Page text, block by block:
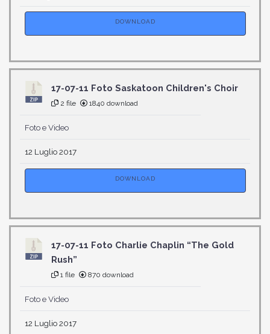
DOWNLOAD
17-07-11 Foto Saskatoon Children's Choir
2 file 1840 download
Foto e Video
12 Luglio 2017
DOWNLOAD
17-07-11 Foto Charlie Chaplin “The Gold
Rush”
1 file 870 download
Foto e Video
12 Luglio 2017